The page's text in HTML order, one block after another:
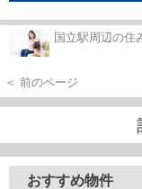
国立駅周辺の住
＜ 前のページ
おすすめ物件